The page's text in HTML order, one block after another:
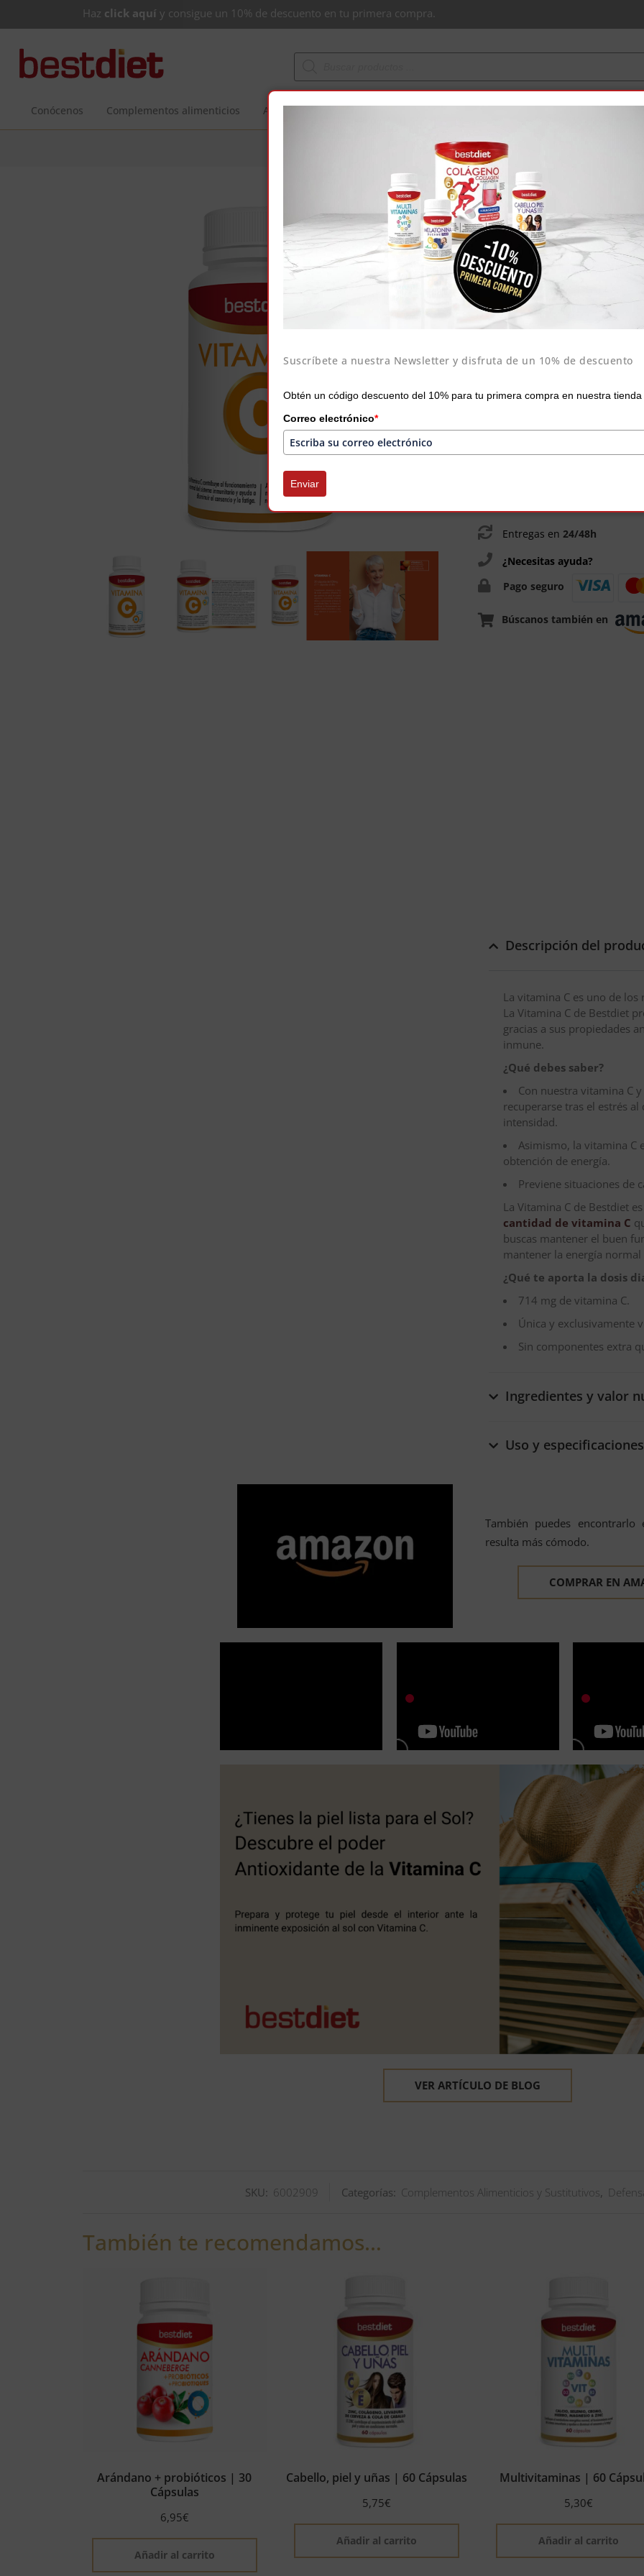
Haz click aquí y consigue un 10% de descuento en tu primera compra.
Conócenos Complementos alimenticios Alimentación Ketoprotein Área Profesional Recetas y Consejos
Tienda Vitamina C | 50 Cápsulas
Vitamina C
6,95€
3 unidades
6,60€/unidad
DEFENSAS
normal del sistema nervioso.
Entregas en 24/48h
¿Necesitas ayuda?
Pago seguro
Búscanos también en
Descripción del
La vitamina C es uno de
La Vitamina C de Bestdiet
gracias a sus propiedades
inmune.
¿Qué debes saber?
Con nuestra vitamina C
recuperarse tras el estrés
intensidad.
Asimismo, la vitamina C
obtención de energía.
Previene situaciones de
La Vitamina C de Bestdiet
cantidad de vitamina C
buscas mantener el buen
mantener la energía
¿Qué te aporta la dosis
714 mg de vitamina C.
Única y exclusivamente
Sin componentes extra
Ingredientes y valor
Uso y especificaciones
También puedes
resulta más cómodo.
COMPRAR EN
VER ARTÍCULO DE BLOG
SKU: 6002909 Categorías: Complementos Alimenticios y Sustitutivos,
También te recomendamos…
Arándano + probióticos | 30
Cápsulas
6,95€
Añadir al carrito
Cabello, piel y uñas | 60 Cápsulas
5,75€
Añadir al carrito
Multivitaminas | 60
5,30€
Añadir al carrito
Suscríbete a nuestra Newsletter y disfruta de un 10% de descuento
Obtén un código descuento del 10% para tu primera compra en nuestra
Correo electrónico*
Enviar